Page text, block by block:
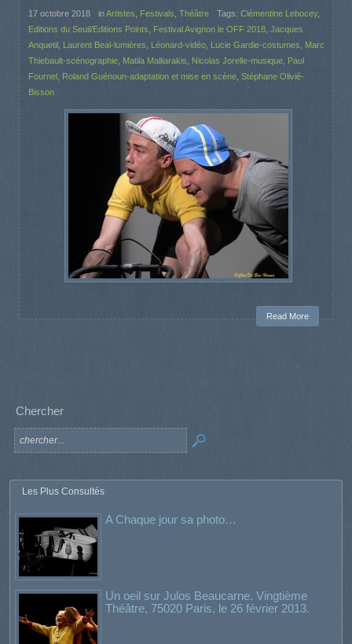
17 octobre 2018 inArtistes Festivals Théâtre Tags: Clémentine Lebocey,
Editions du Seuil/Editions Points
Festival Avignon le OFF 2018 Jacques
Anquetil Laurent Beal-lumières Léonard-vidéo Lucie Gardie-costumes
Marc
Thiebault-scénographie Matila Malliarakis Nicolas Jorelle-musique Paul
Fournel Roland Guénoun-adaptation et mise en scène Stéphane Olivié-
Bisson
Read More
Chercher
Les Plus Consultés
A Chaque jour sa photo…
Un oeil sur Julos Beaucarne. Vingtième
Théâtre, 75020 Paris, le 26 février 2013.